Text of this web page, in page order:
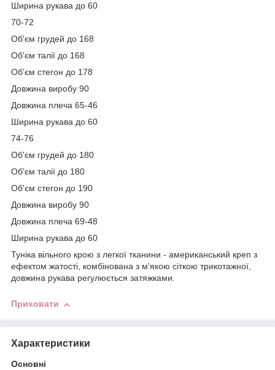
Ширина рукава до 60
70-72
Об'єм грудей до 168
Об'єм талії до 168
Об'єм стегон до 178
Довжина виробу 90
Довжина плеча 65-46
Ширина рукава до 60
74-76
Об'єм грудей до 180
Об'єм талії до 180
Об'єм стегон до 190
Довжина виробу 90
Довжина плеча 69-48
Ширина рукава до 60
Туніка вільного крою з легкої тканини - американський креп з
ефектом жатості, комбінована з м'якою сіткою трикотажної,
довжина рукава регулюється затяжками.
Приховати
Характеристики
Основні